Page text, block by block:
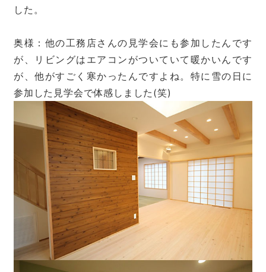
した。
奥様：他の工務店さんの見学会にも参加したんです
が、リビングはエアコンがついていて暖かいんです
が、他がすごく寒かったんですよね。特に雪の日に
参加した見学会で体感しました(笑)